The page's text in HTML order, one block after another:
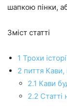
шапкою пінки,
Зміст статті
1 Трохи
2 пиття Кави,
2.1 Кави
2.2 Статті